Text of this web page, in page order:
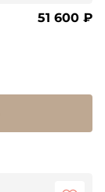
51 600 ₽